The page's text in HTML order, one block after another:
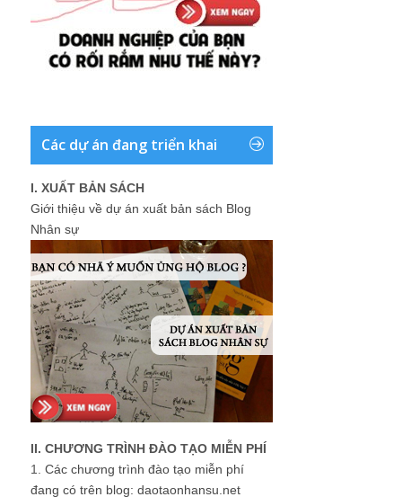
Các dự án đang triển khai
I. XUẤT BẢN SÁCH
Giới thiệu về dự án xuất bản sách Blog
Nhân sự
II. CHƯƠNG TRÌNH ĐÀO TẠO MIỄN PHÍ
1. Các chương trình đào tạo miễn phí
đang có trên blog: daotaonhansu.net